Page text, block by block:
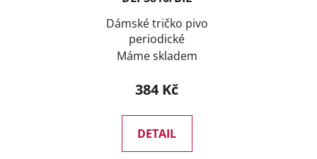
Dámské tričko pivo
periodické
Máme skladem
384 Kč
DETAIL